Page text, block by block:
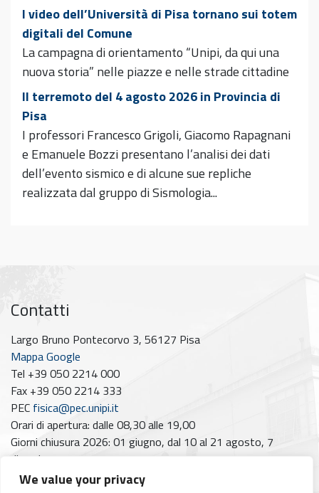
We value your privacy
I video dell’Università di Pisa tornano sui totem
digitali del Comune
La campagna di orientamento “Unipi, da qui una
nuova storia” nelle piazze e nelle strade cittadine
Il terremoto del 4 agosto 2026 in Provincia di
Pisa
I professori Francesco Grigoli, Giacomo Rapagnani
e Emanuele Bozzi presentano l’analisi dei dati
dell’evento sismico e di alcune sue repliche
realizzata dal gruppo di Sismologia...
Contatti
Largo Bruno Pontecorvo 3, 56127 Pisa
Mappa Google
Tel +39 050 2214 000
Fax +39 050 2214 333
PEC fisica@pec.unipi.it
Orari di apertura: dalle 08,30 alle 19,00
Giorni chiusura 2026: 01 giugno, dal 10 al 21 agosto, 7
dicembre